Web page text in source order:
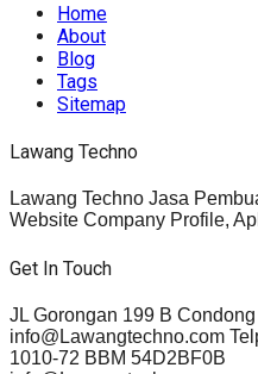
Home
About
Blog
Tags
Sitemap
Lawang Techno
Lawang Techno Jasa
Website Company Profile,
Get In Touch
JL Gorongan 199 B
info@Lawangtechno.com
1010-72 BBM 54D2BF0B